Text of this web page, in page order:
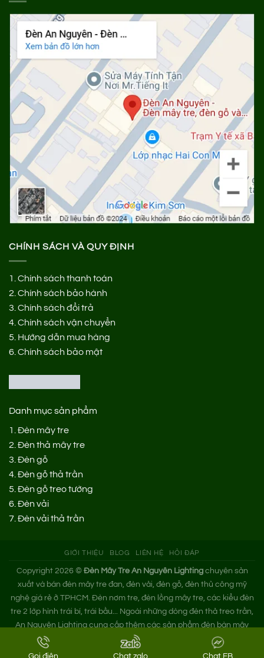
Gọi điện Chat zalo Chat FB
CHÍNH SÁCH VÀ QUY ĐỊNH
1.Chính sách thanh toán
2.Chính sách bảo hành
3.Chính sách đổi trả
4.Chính sách vận chuyển
5. Hướng dẫn mua hàng
6.Chính sách bảo mật
Danh mục sản phẩm
1.Đèn mây tre
2.Đèn thả mây tre
3.Đèn gỗ
4.Đèn gỗ thả trần
5.Đèn gỗ treo tường
6.Đèn vải
7.Đèn vải thả trần
GIỚI THIỆU BLOG LIÊN HỆ HỎI ĐÁP
Copyright 2026 © Đèn Mây Tre An Nguyên Lightingchuyên sản
xuất và bán đèn mây tre đan, đèn vải, đèn gỗ, đèn thủ công mỹ
nghệ giá rẻ ở TPHCM. Đèn nơm tre, đèn lồng mây tre, các kiểu đèn
tre 2 lớp hình trái bí, trái bầu... Ngoài những dòng đèn thả treo trần,
An Nguyên Lighting cung cấp thêm các sản phẩm đèn bàn mây
tre. Nếu bạn cần tìm xưởng đèn mây tre trang trí hoặc mua đèn tre
đan giá sỉ hãy liên hệ ngay An Nguyên nhé!